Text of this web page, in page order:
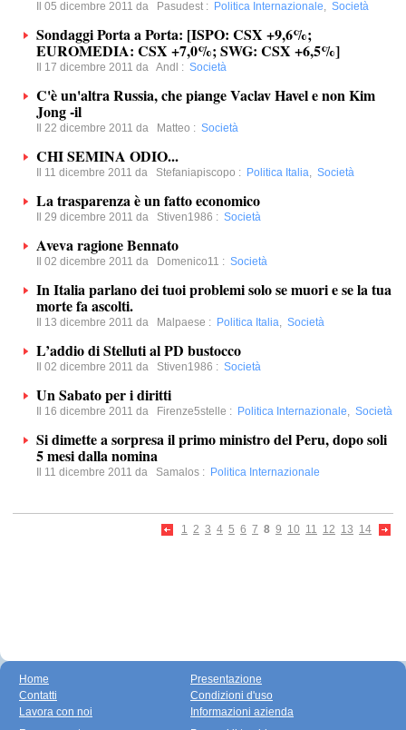
Il 05 dicembre 2011 da Pasudest : Politica Internazionale, Società
Sondaggi Porta a Porta: [ISPO: CSX +9,6%;
EUROMEDIA: CSX +7,0%; SWG: CSX +6,5%]
Il 17 dicembre 2011 da Andl : Società
C'è un'altra Russia, che piange Vaclav Havel e non Kim
Jong -il
Il 22 dicembre 2011 da Matteo : Società
CHI SEMINA ODIO...
Il 11 dicembre 2011 da Stefaniapiscopo : Politica Italia, Società
La trasparenza è un fatto economico
Il 29 dicembre 2011 da Stiven1986 : Società
Aveva ragione Bennato
Il 02 dicembre 2011 da Domenico11 : Società
In Italia parlano dei tuoi problemi solo se muori e se la tua
morte fa ascolti.
Il 13 dicembre 2011 da Malpaese : Politica Italia, Società
L’addio di Stelluti al PD bustocco
Il 02 dicembre 2011 da Stiven1986 : Società
Un Sabato per i diritti
Il 16 dicembre 2011 da Firenze5stelle : Politica Internazionale, Società
Si dimette a sorpresa il primo ministro del Peru, dopo soli
5 mesi dalla nomina
Il 11 dicembre 2011 da Samalos : Politica Internazionale
1 2 3 4 5 6 7 8 9 10 11 12 13 14
Home
Contatti
Lavora con noi
Presentazione
Condizioni d'uso
Informazioni azienda